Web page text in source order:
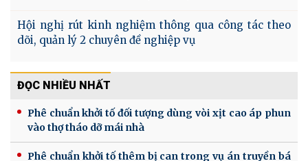
Hội nghị rút kinh nghiệm thông qua công tác theo
dõi, quản lý 2 chuyên đề nghiệp vụ
ĐỌC NHIỀU NHẤT
Phê chuẩn khởi tố đối tượng dùng vòi xịt cao áp phun
vào thợ tháo dỡ mái nhà
Phê chuẩn khởi tố thêm bị can trong vụ án truyền bá